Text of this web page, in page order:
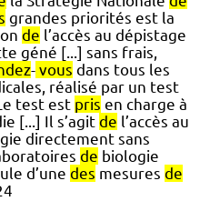
grandes priorités est la
de l’accès au dépistage
géné [...] sans frais,
- vous dans tous les
réalisé par un test
test est pris en charge à
[...] Il s’agit de l’accès au
directement sans
de biologie
d’une des mesures de